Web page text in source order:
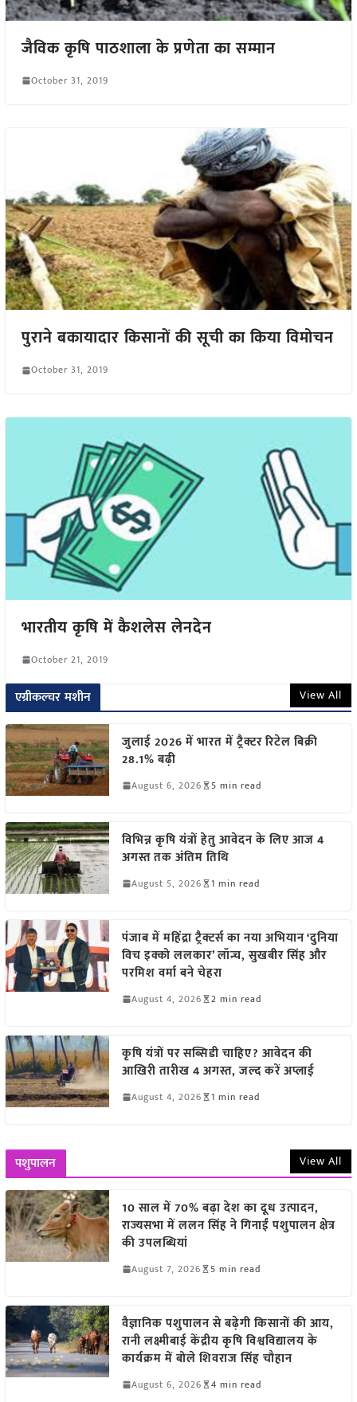
जैविक कृषि पाठशाला के प्रणेता का सम्मान
October 31, 2019
पुराने बकायादार किसानों की सूची का किया विमोचन
October 31, 2019
भारतीय कृषि में कैशलेस लेनदेन
October 21, 2019
एग्रीकल्चर मशीन View All
जुलाई 2026 में भारत में ट्रैक्टर रिटेल बिक्री
28.1% बढ़ी
August 6, 2026 5 min read
विभिन्न कृषि यंत्रों हेतु आवेदन के लिए आज 4
अगस्त तक अंतिम तिथि
August 5, 2026 1 min read
पंजाब में महिंद्रा ट्रैक्टर्स का नया अभियान ‘दुनिया
विच इक्को ललकार’ लॉन्च, सुखबीर सिंह और
परमिश वर्मा बने चेहरा
August 4, 2026 2 min read
कृषि यंत्रों पर सब्सिडी चाहिए? आवेदन की
आखिरी तारीख 4 अगस्त, जल्द करें अप्लाई
August 4, 2026 1 min read
पशुपालन View All
10 साल में 70% बढ़ा देश का दूध उत्पादन,
राज्यसभा में ललन सिंह ने गिनाईं पशुपालन क्षेत्र
की उपलब्धियां
August 7, 2026 5 min read
वैज्ञानिक पशुपालन से बढ़ेगी किसानों की आय,
रानी लक्ष्मीबाई केंद्रीय कृषि विश्वविद्यालय के
कार्यक्रम में बोले शिवराज सिंह चौहान
August 6, 2026 4 min read